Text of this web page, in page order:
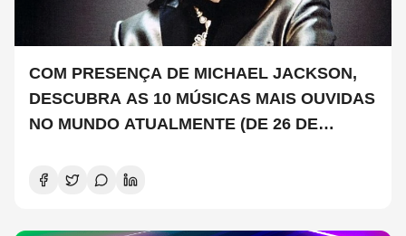
COM PRESENÇA DE MICHAEL JACKSON,
DESCUBRA AS 10 MÚSICAS MAIS OUVIDAS
NO MUNDO ATUALMENTE (DE 26 DE